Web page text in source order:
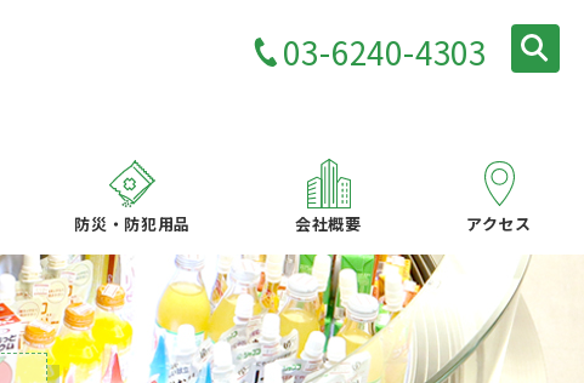
03-6240-4303
防災・防犯用品 会社概要 アクセス